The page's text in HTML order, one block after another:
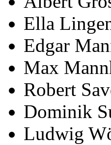
Ella
Edgar
Max
Robert
Dominik
Ludwig